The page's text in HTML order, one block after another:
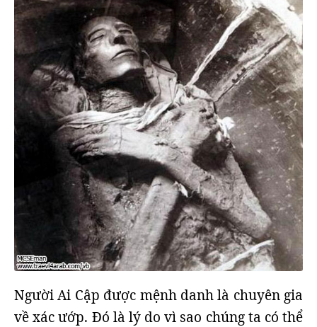
Người Ai Cập được mệnh danh là chuyên gia
về xác ướp. Đó là lý do vì sao chúng ta có thể